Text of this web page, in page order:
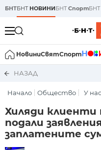
БНТБНТ НОВИНИБНТСпортБНТ
НовиниСвятСпорт
НАЗАД
Начало Общество У нас
Хиляди клиенти
подали
заплатените